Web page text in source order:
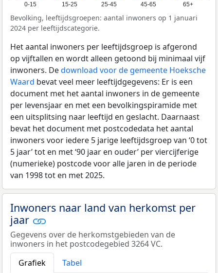
0-15 15-25 25-45 45-65 65+
Bevolking, leeftijdsgroepen: aantal inwoners op 1 januari
2024 per leeftijdscategorie.
Het aantal inwoners per leeftijdsgroep is afgerond
op vijftallen en wordt alleen getoond bij minimaal vijf
inwoners. Dedownload voor de gemeente Hoeksche
Waard bevat veel meer leeftijdgegevens: Er is een
document met het aantal inwoners in de gemeente
per levensjaar en met een bevolkingspiramide met
een uitsplitsing naar leeftijd en geslacht. Daarnaast
bevat het document met postcodedata het aantal
inwoners voor iedere 5 jarige leeftijdsgroep van ‘0 tot
5 jaar’ tot en met ‘90 jaar en ouder’ per viercijferige
(numerieke) postcode voor alle jaren in de periode
van 1998 tot en met 2025.
Inwoners naar land van herkomst per
jaar
Gegevens over de herkomstgebieden van de
inwoners in het postcodegebied 3264 VC.
Grafiek
Tabel